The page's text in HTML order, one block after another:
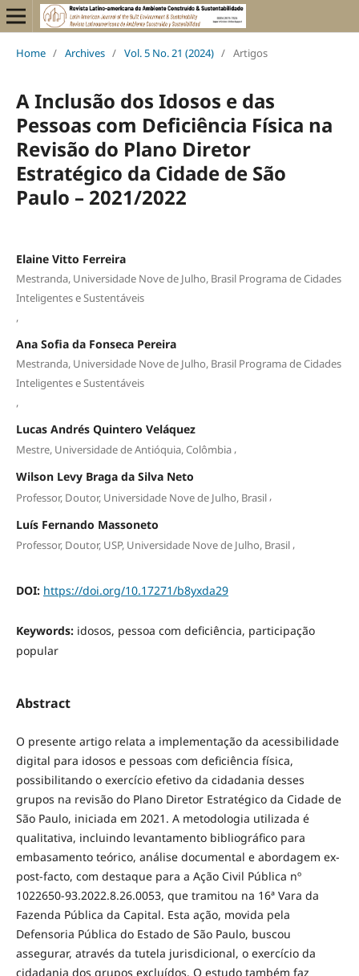
Home / Archives / Vol. 5 No. 21 (2024) / Artigos
A Inclusão dos Idosos e das
Pessoas com Deficiência Física na
Revisão do Plano Diretor
Estratégico da Cidade de São
Paulo – 2021/2022
Elaine Vitto Ferreira
Mestranda, Universidade Nove de Julho, Brasil Programa de Cidades
Inteligentes e Sustentáveis
,
Ana Sofia da Fonseca Pereira
Mestranda, Universidade Nove de Julho, Brasil Programa de Cidades
Inteligentes e Sustentáveis
,
Lucas Andrés Quintero Veláquez
Mestre, Universidade de Antióquia, Colômbia,
Wilson Levy Braga da Silva Neto
Professor, Doutor, Universidade Nove de Julho, Brasil,
Luís Fernando Massoneto
Professor, Doutor, USP, Universidade Nove de Julho, Brasil,
DOI: https://doi.org/10.17271/b8yxda29
Keywords: idosos, pessoa com deficiência, participação
popular
Abstract
O presente artigo relata a implementação da acessibilidade
digital para idosos e pessoas com deficiência física,
possibilitando o exercício efetivo da cidadania desses
grupos na revisão do Plano Diretor Estratégico da Cidade de
São Paulo, iniciada em 2021. A metodologia utilizada é
qualitativa, incluindo levantamento bibliográfico para
embasamento teórico, análise documental e abordagem ex-
post-facto, com destaque para a Ação Civil Pública nº
1022650-93.2022.8.26.0053, que tramitou na 16ª Vara da
Fazenda Pública da Capital. Esta ação, movida pela
Defensoria Pública do Estado de São Paulo, buscou
assegurar, através da tutela jurisdicional, o exercício da
cidadania dos grupos excluídos. O estudo também faz